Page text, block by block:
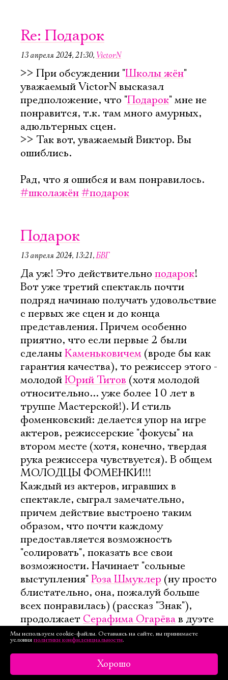
Re: Подарок
13 апреля 2024, 21:30, VictorN
>> При обсуждении "Школы жён"
уважаемый VictorN высказал
предположение, что "Подарок" мне не
понравится, т.к. там много амурных,
адюльтерных сцен.
>> Так вот, уважаемый Виктор. Вы
ошиблись.
Рад, что я ошибся и вам понравилось.
#школажён#подарок
Подарок
13 апреля 2024, 13:21,БВГ
Да уж! Это действительно подарок!
Вот уже третий спектакль почти
подряд начинаю получать удовольствие
с первых же сцен и до конца
представления. Причем особенно
приятно, что если первые 2 были
сделаныКаменьковичем (вроде бы как
гарантия качества), то режиссер этого -
молодойЮрий Титов (хотя молодой
относительно... уже более 10 лет в
труппе Мастерской!). И стиль
фоменковский: делается упор на игре
актеров, режиссерские "фокусы" на
втором месте (хотя, конечно, твердая
рука режиссера чувствуется). В общем
МОЛОДЦЫ ФОМЕНКИ!!!
Каждый из актеров, игравших в
спектакле, сыграл замечательно,
причем действие выстроено таким
образом, что почти каждому
предоставляется возможность
"солировать", показать все свои
возможности. Начинает "сольные
выступления"Роза Шмуклер (ну просто
блистательно, она, пожалуй больше
всех понравилась) (рассказ "Знак"),
продолжает Серафима Огарёвав дуэте
сАмбарцумом Кабаняном(рассказ
"Неосторожность"), далее
в дуэте с
Мартыновой(рассказ "Шпилька"; на
Мы используем cookie-файлы. Оставаясь на сайте, вы принимаете
условия политики конфиденциальности.
Хорошо